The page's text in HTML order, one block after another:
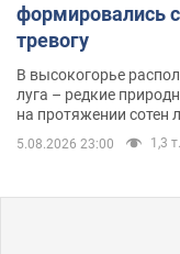
формировались
тревогу
В высокогорье
луга – редкие
на протяжении сотен
5.08.2026 23:00 1,3 т.